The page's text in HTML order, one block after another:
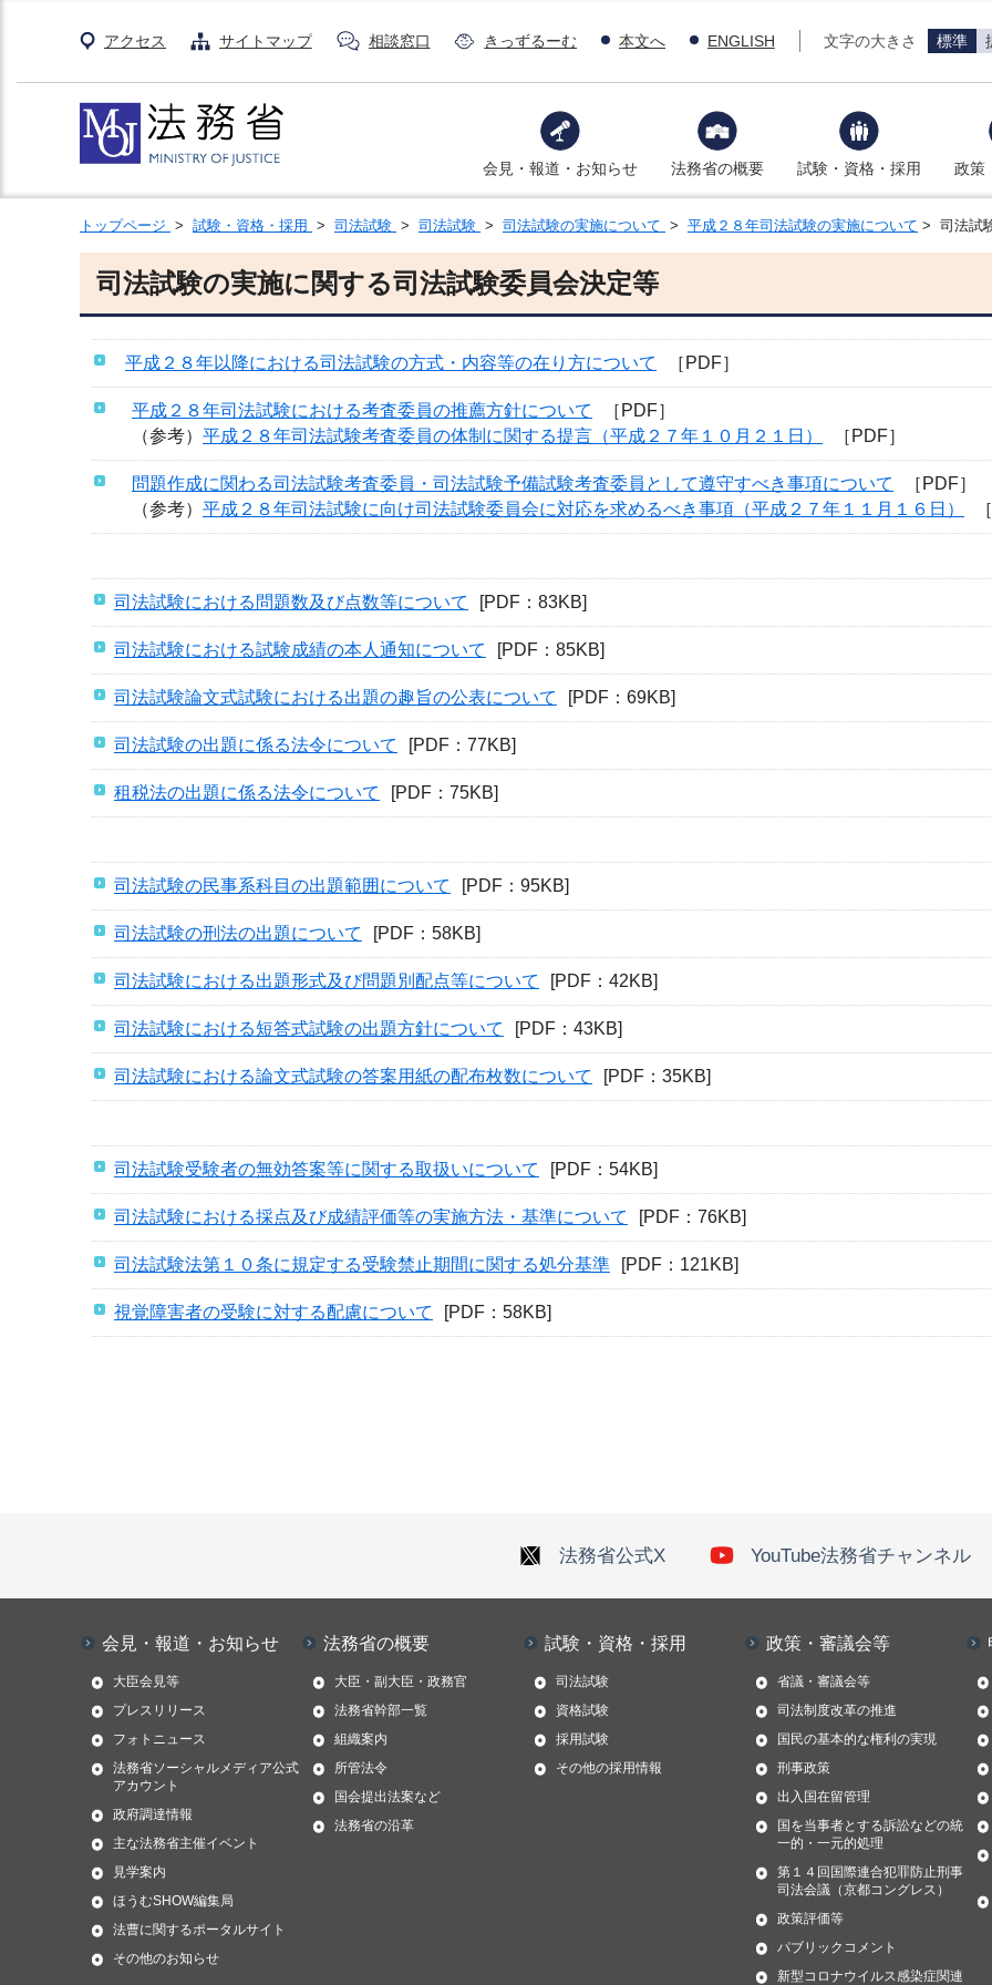
アクセス サイトマップ 相談窓口 きっずるーむ 本文へ ENGLISH 文字の大きさ 標準
会見・報道・お知らせ 法務省の概要 試験・資格・採用 政策
トップページ > 試験・資格・採用 > 司法試験 > 司法試験 > 司法試験の実施について > 平成２８年司法試験の実施について > 司法試
司法試験の実施に関する司法試験委員会決定等
平成２８年以降における司法試験の方式・内容等の在り方について ［PDF］
平成２８年司法試験における考査委員の推薦方針について
［PDF］
（参考） 平成２８年司法試験考査委員の体制に関する提言（平成２７年１０月２１日） ［PDF］
問題作成に関わる司法試験考査委員・司法試験予備試験考査委員として遵守すべき事項について
［PDF］
（参考） 平成２８年司法試験に向け司法試験委員会に対応を求めるべき事項（平成２７年１１月１６日）
司法試験における問題数及び点数等について [PDF：83KB]
司法試験における試験成績の本人通知について [PDF：85KB]
司法試験論文式試験における出題の趣旨の公表について [PDF：69KB]
司法試験の出題に係る法令について [PDF：77KB]
租税法の出題に係る法令について [PDF：75KB]
司法試験の民事系科目の出題範囲について [PDF：95KB]
司法試験の刑法の出題について [PDF：58KB]
司法試験における出題形式及び問題別配点等について [PDF：42KB]
司法試験における短答式試験の出題方針について [PDF：43KB]
司法試験における論文式試験の答案用紙の配布枚数について [PDF：35KB]
司法試験受験者の無効答案等に関する取扱いについて [PDF：54KB]
司法試験における採点及び成績評価等の実施方法・基準について [PDF：76KB]
司法試験法第１０条に規定する受験禁止期間に関する処分基準 [PDF：121KB]
視覚障害者の受験に対する配慮について [PDF：58KB]
法務省公式X YouTube法務省チャンネル
会見・報道・お知らせ
大臣会見等
プレスリリース
フォトニュース
法務省ソーシャルメディア公式
アカウント
政府調達情報
主な法務省主催イベント
見学案内
ほうむSHOW編集局
法曹に関するポータルサイト
その他のお知らせ
法務省の概要
大臣・副大臣・政務官
法務省幹部一覧
組織案内
所管法令
国会提出法案など
法務省の沿革
試験・資格・採用
司法試験
資格試験
採用試験
その他の採用情報
政策・審議会等
省議・審議会等
司法制度改革の推進
国民の基本的な権利の実現
刑事政策
出入国在留管理
国を当事者とする訴訟などの統
一的・一元的処理
第１４回国際連合犯罪防止刑事
司法会議（京都コングレス）
政策評価等
パブリックコメント
新型コロナウイルス感染症関連